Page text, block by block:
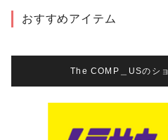
おすすめアイテム
The COMP＿USのシ